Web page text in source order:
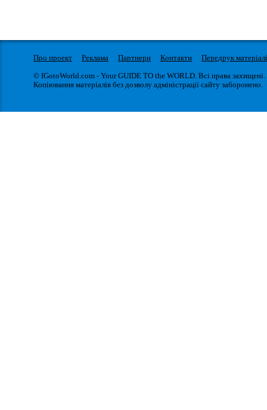
Про проект Реклама Партнери Контакти
Передрук
© IGotoWorld.com - Your GUIDE TO the WORLD. Всі права захищені.
Копіювання матеріалів без дозволу адміністрації сайту заборонено.